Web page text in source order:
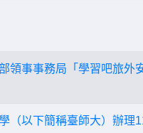
事事務局「學習吧旅外
（以下簡稱臺師大）辦理